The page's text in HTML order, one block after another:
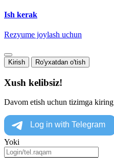
Ish kerak
Rezyume joylash uchun
Kirish Ro'yxatdan o'tish
Xush kelibsiz!
Davom etish uchun tizimga kiring
Yoki